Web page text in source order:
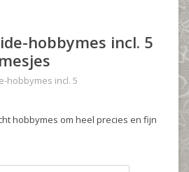
hobbymes incl. 5
hobbymes incl. 5
hobbymes om heel precies en fijn